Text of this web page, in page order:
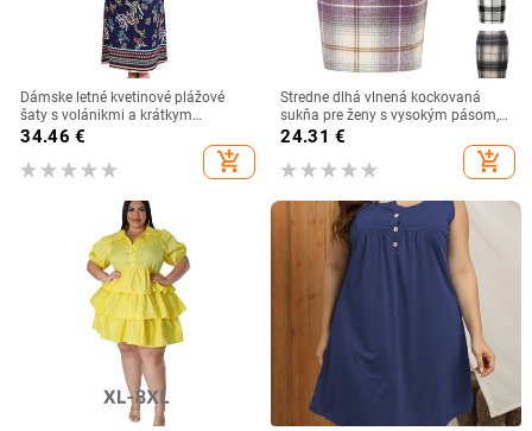
Dámske letné kvetinové plážové
šaty s volánikmi a krátkym
rukávom, kvetinové maxi šaty s
34.46 €
add_shopping_cart
Stredne dlhá vlnená kockovaná
sukňa pre ženy s vysokým pásom,
kancelárska dáma, ceruzková
sukňa, jeseň a zima, dámska
zabalená bok, elegantná midi
24.31 €
add_shopping_cart